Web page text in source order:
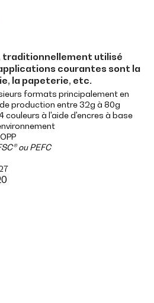
traditionnellement utilisé
courantes sont la
la papeterie, etc.
formats principalement en
production entre 32g à 80g
couleurs à l'aide d'encres à base
ou PEFC